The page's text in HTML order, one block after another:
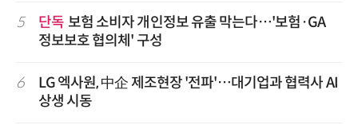
5 단독 보험 소비자 개인정보 유출 막는다…'보험·GA
정보보호 협의체' 구성
6
LG 엑사원, 中企 제조현장 '전파'…대기업과 협력사 AI
상생 시동